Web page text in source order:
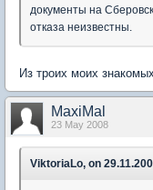
документы на
отказа неизвестны.
Из троих моих
MaxiMal
23 May 2008
ViktoriaLo, on